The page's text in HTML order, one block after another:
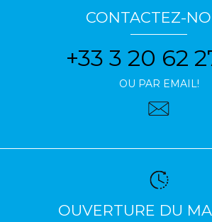
CONTACTEZ-
+33 3 20 62
OU PAR EMAIL!
OUVERTURE DU